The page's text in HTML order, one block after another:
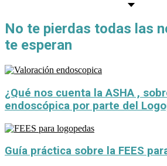
No te pierdas todas las
te esperan
¿Qué nos cuenta la ASHA ,
endoscópica por parte del
Guía práctica sobre la FEES